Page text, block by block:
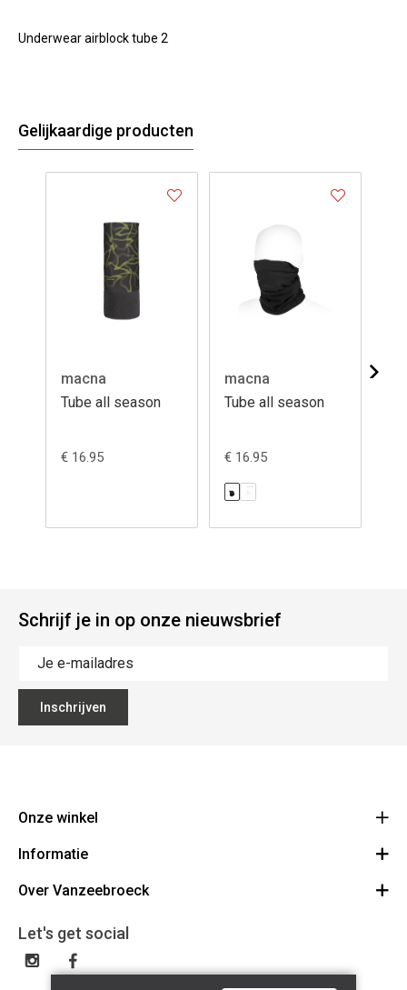
Underwear airblock tube 2
Gelijkaardige producten
macna
Tube all season
€ 16.95
macna
Tube all season
€ 16.95
Schrijf je in op onze nieuwsbrief
Inschrijven
Onze winkel
Vanzeebroeck Motors
1600 Sint-Pieters-Leeuw
023316022
BE0425198510
Informatie
Bestelling annuleren
Algemene voorwaarden
Disclaimer
Over Vanzeebroeck
Cadeaubon
Verzenden & Retourneren
Let's get social